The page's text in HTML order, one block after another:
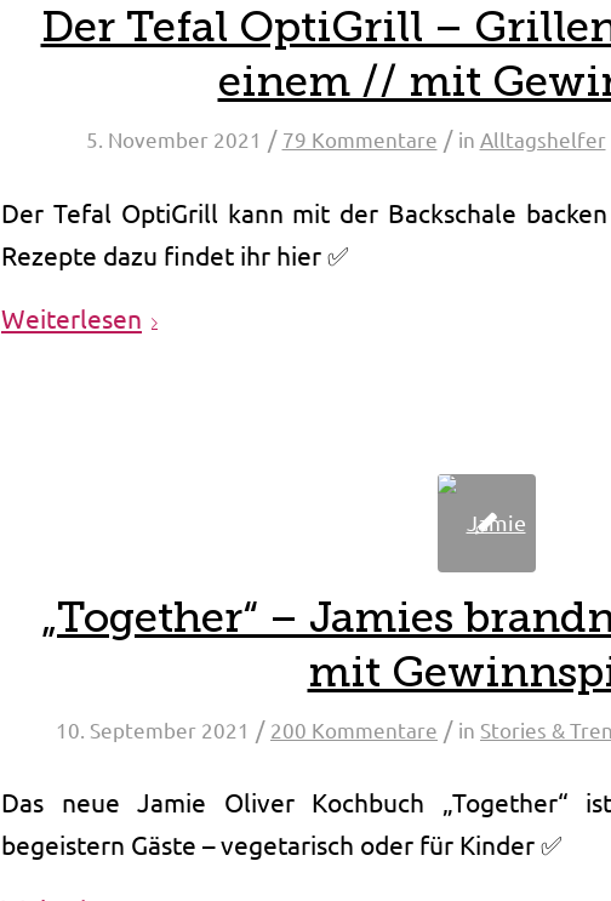
Der Tefal OptiGrill –
einem // mit
5. November 2021 / 79 Kommentare / in Alltagshelfer
Der Tefal OptiGrill kann mit der Backschale
Rezepte dazu findet ihr hier ✅
Weiterlesen
„Together“ – Jamies
mit
10. September 2021 / 200 Kommentare / in Stories &
Das neue Jamie Oliver Kochbuch „Together“
begeistern Gäste – vegetarisch oder für Kinder ✅